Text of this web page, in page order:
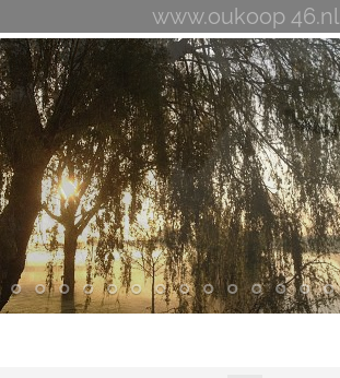
www.oukoop 46.nl